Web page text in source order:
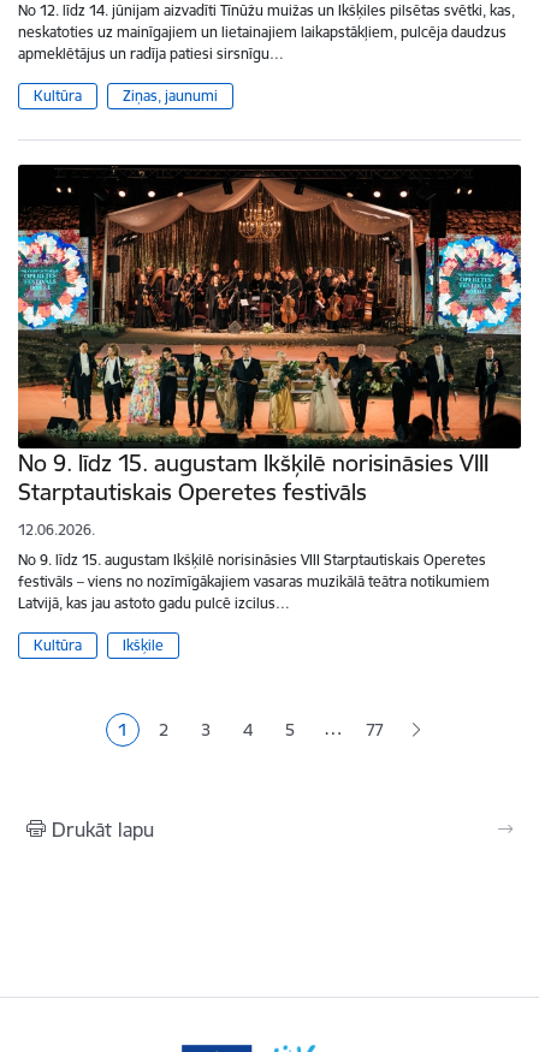
No 12. līdz 14. jūnijam aizvadīti Tīnūžu muižas un Ikšķiles pilsētas svētki, kas,
neskatoties uz mainīgajiem un lietainajiem laikapstākļiem, pulcēja daudzus
apmeklētājus un radīja patiesi sirsnīgu…
Kultūra Ziņas, jaunumi
No 9. līdz 15. augustam Ikšķilē norisināsies VIII
Starptautiskais Operetes festivāls
12.06.2026.
No 9. līdz 15. augustam Ikšķilē norisināsies VIII Starptautiskais Operetes
festivāls – viens no nozīmīgākajiem vasaras muzikālā teātra notikumiem
Latvijā, kas jau astoto gadu pulcē izcilus…
Kultūra Ikšķile
Pašreizējā lapa
1 Lapa
2 Lapa
3 Lapa
4 Lapa
5 … 77
Drukāt lapu